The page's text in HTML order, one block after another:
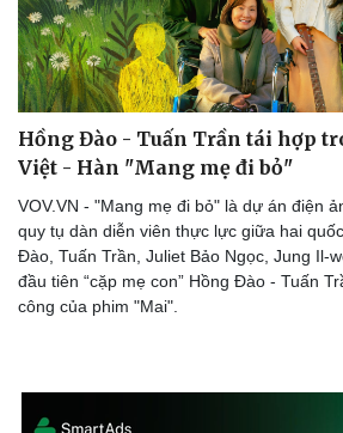
Hồng Đào - Tuấn Trần tái hợp
Việt - Hàn "Mang mẹ đi bỏ"
VOV.VN - "Mang mẹ đi bỏ" là dự án điện
quy tụ dàn diễn viên thực lực giữa hai
Đào, Tuấn Trần, Juliet Bảo Ngọc, Jung Il-
đầu tiên “cặp mẹ con” Hồng Đào - Tuấn
công của phim "Mai".